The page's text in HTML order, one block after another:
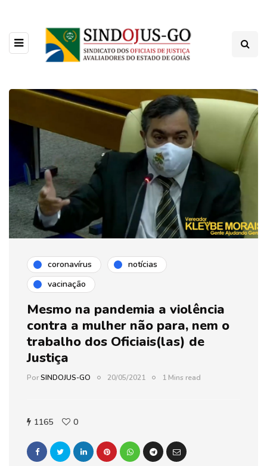
coronavírus
notícias
vacinação
Mesmo na pandemia a violência
contra a mulher não para, nem o
trabalho dos Oficiais(las) de
Justiça
PorSINDOJUS-GO 20/05/2021 1 Mins read
1165 0